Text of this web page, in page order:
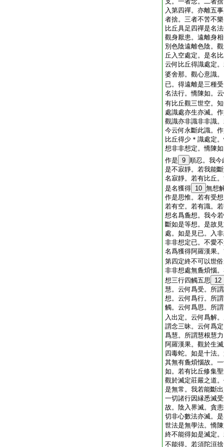
入第四禪。亦離五
者捨。三者不苦不
比丘具足四禪是名
觀身厭患。遠離身
別色陰遠離色陰。
丘入空處定。是名
云何比丘得識處定
婆舍那。觀心意識
已。得遠離是三種
名法行。憍陳如。
有比丘觀三世空。
處識處亦生亦滅。
觀識亦非識非非識
今云何永斷此識。
比丘得少＊識處定
想非非想定。憍陳
作是 9 順忍。我
是不寂靜。若我能
名寂靜。若有比丘
是名獲得 10 無想
作是思惟。若有受
若有空。若有識。
想名爲麁想。我今
斷如是等想。是故
處。如是見已。入
非非想定已。不愛
名爲獲得阿羅漢果
第四定終不可以世
非非想處無麁煩惱
想三行四觸五思
12
慧。云何爲受。所
想。云何爲行。所
觸。云何爲思。所
入出定。云何爲解
謂念三昧。云何爲
爲慧。所謂慧根慧
阿羅漢果。觀於生
四毒蛇。如是十法
其無有麁煩惱故。
如。若有比丘修集
觀於滅定莊嚴之道
是無常。我若能斷
一切諸行因縁悉滅
故。陰入界滅。貪
切非心數法亦滅。
世法是無學法。憍
終不能得如是滅定
不能得。若須陀洹